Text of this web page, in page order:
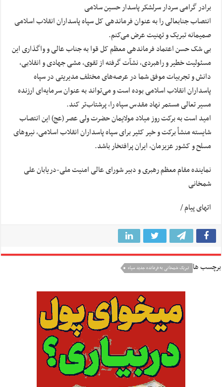
برادر گرامی سردار سرلشکر پاسدار حسین سلامی
انتصاب جنابعالی را به عنوان فرماندهی کل سپاه پاسداران انقلاب اسلامی
صمیمانه تبریک و تهنیت عرض می‌کنم.
بی شک حسن اعتماد فرماندهی معظم کل قوا به جناب عالی و واگذاری این
مسئولیت خطیر و راهبردی،نشآتگرفته از تقوی، مشی جهادی و انقلابی،
دانش و تجربیات موفق شما در عرصه‌های مختلف مدیریتی در سپاه
پاسداران انقلاب اسلامی بوده است و می‌تواند به عنوان سرمایه‌ای ارزنده
مسیر تعالی مستمر نهاد مقدس سپاه را، پرشتاب‌تر کند.
امید است به برکت روز میلاد مولایمان حضرت ولی عصر (عج) این انتصاب
شایستهمنشأبرکت و خیر کثیر برای سپاه پاسداران انقلاب اسلامی، نیروهای
مسلح و کشور عزیزمان، ایران پرافتخار باشد.
نماینده مقام معظم رهبری و دبیر شورای عالی امنیت ملی-دریابان علی
شمخانی
اتهایپیام / ‏
برچسب ها تبریک شمخانی به فرمانده جدید سپاه